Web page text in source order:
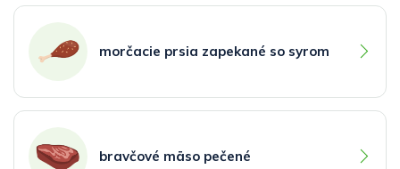
morčacie prsia zapekané so syrom
bravčové mäso pečené